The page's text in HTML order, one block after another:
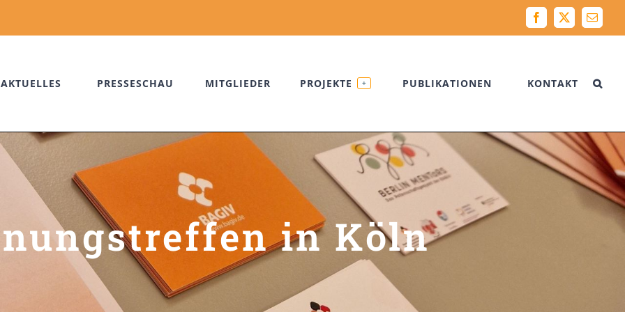
Facebook
X Email
AKTUELLES PRESSESCHAU MITGLIEDER PROJEKTE + PUBLIKATIONEN KONTAKT
in Köln